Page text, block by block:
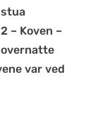
– Koven –
var ved